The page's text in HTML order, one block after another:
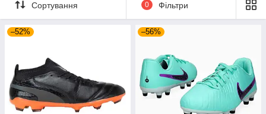
Сортування 0 Фільтри
–52% –56%